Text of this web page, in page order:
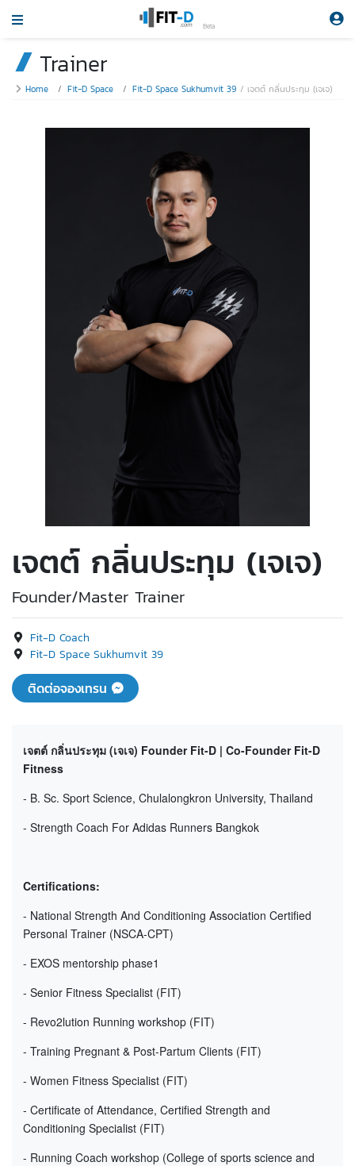
Beta
Trainer
Home Fit-D Space Fit-D Space Sukhumvit 39 เจตต์ กลิ่นประทุม (เจเจ)
เจตต์ กลิ่นประทุม (เจเจ)
Founder/Master Trainer
Fit-D Coach
Fit-D Space Sukhumvit 39
ติดต่อจองเทรน
เจตต์ กลิ่นประทุม (เจเจ) Founder Fit-D | Co-Founder Fit-D
Fitness
- B. Sc. Sport Science, Chulalongkron University, Thailand
- Strength Coach For Adidas Runners Bangkok
Certifications:
- National Strength And Conditioning Association Certified
Personal Trainer (NSCA-CPT)
- EXOS mentorship phase1
- Senior Fitness Specialist (FIT)
- Revo2lution Running workshop (FIT)
- Training Pregnant & Post-Partum Clients (FIT)
- Women Fitness Specialist (FIT)
- Certificate of Attendance, Certified Strength and
Conditioning Specialist (FIT)
- Running Coach workshop (College of sports science and